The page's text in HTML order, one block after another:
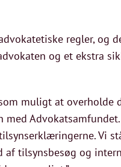
regler, og
og et ekstra
muligt at
med
Vi
af tilsynsbesøg og